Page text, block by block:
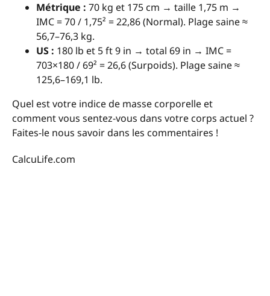
Métrique : 70 kg et 175 cm → taille 1,75 m →
IMC = 70 / 1,75² = 22,86 (Normal). Plage saine ≈
56,7–76,3 kg.
US : 180 lb et 5 ft 9 in → total 69 in → IMC =
703×180 / 69² = 26,6 (Surpoids). Plage saine ≈
125,6–169,1 lb.
Quel est votre indice de masse corporelle et
comment vous sentez-vous dans votre corps actuel ?
Faites-le nous savoir dans les commentaires !
CalcuLife.com